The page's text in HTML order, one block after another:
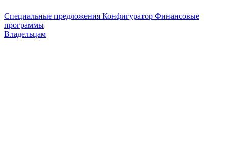
Специальные предложения Конфигуратор Финансовые
программы
Владельцам